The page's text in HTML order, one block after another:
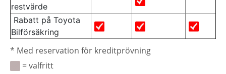
restvärde
Rabatt på Toyota
Bilförsäkring
* Med reservation för kreditprövning
= valfritt